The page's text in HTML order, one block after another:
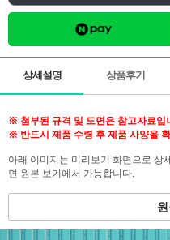
상세설명 상품후기
※ 첨부된 규격 및 도면은 참고자료입
※ 반드시 제품 수령 후 제품 사양을
아래 이미지는 미리보기 화면으로 상
면 원본 보기에서 가능합니다.
원